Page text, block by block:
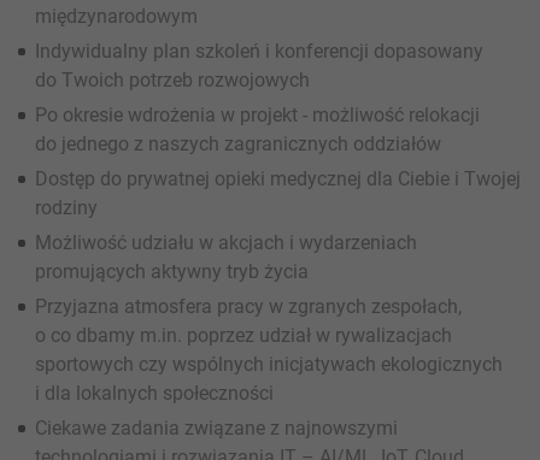
międzynarodowym
Indywidualny plan szkoleń i konferencji dopasowany
do Twoich potrzeb rozwojowych
Po okresie wdrożenia w projekt - możliwość relokacji
do jednego z naszych zagranicznych oddziałów
Dostęp do prywatnej opieki medycznej dla Ciebie i Twojej
rodziny
Możliwość udziału w akcjach i wydarzeniach
promujących aktywny tryb życia
Przyjazna atmosfera pracy w zgranych zespołach,
o co dbamy m.in. poprzez udział w rywalizacjach
sportowych czy wspólnych inicjatywach ekologicznych
i dla lokalnych społeczności
Ciekawe zadania związane z najnowszymi